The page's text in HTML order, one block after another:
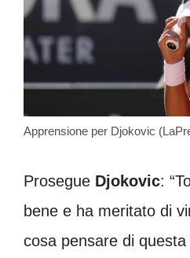
Apprensione per Djokovic
Prosegue Djokovic:
bene e ha meritato di
cosa pensare di